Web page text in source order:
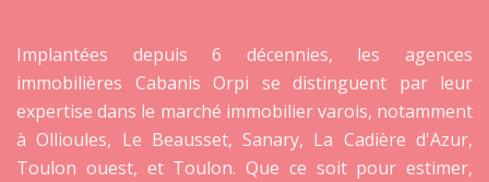
Implantées depuis 6 décennies, les agences
immobilières Cabanis Orpi se distinguent par leur
expertise dans le marché immobilier varois, notamment
à Ollioules, Le Beausset, Sanary, La Cadière d'Azur,
Toulon ouest, et Toulon. Que ce soit pour estimer,